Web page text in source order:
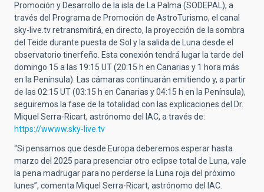
Promoción y Desarrollo de la isla de La Palma (SODEPAL), a
través del Programa de Promoción de AstroTurismo, el canal
sky-live.tv retransmitirá, en directo, la proyección de la sombra
del Teide durante puesta de Sol y la salida de Luna desde el
observatorio tinerfeño. Esta conexión tendrá lugar la tarde del
domingo 15 a las 19:15 UT (20:15 h en Canarias y 1 hora más
en la Península). Las cámaras continuarán emitiendo y, a partir
de las 02:15 UT (03:15 h en Canarias y 04:15 h en la Península),
seguiremos la fase de la totalidad con las explicaciones del Dr.
Miquel Serra-Ricart, astrónomo del IAC, a través de:
https://wwww.sky-live.tv
“Si pensamos que desde Europa deberemos esperar hasta
marzo del 2025 para presenciar otro eclipse total de Luna, vale
la pena madrugar para no perderse la Luna roja del próximo
lunes”, comenta Miquel Serra-Ricart, astrónomo del IAC.